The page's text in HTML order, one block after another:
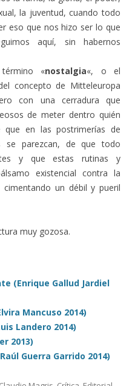
la juventud, cuando todo
eso que nos hizo ser lo que
aquí, sin habernos
«nostalgia«, o el
concepto de Mitteleuropa
con una cerradura que
de meter dentro quién
que en las postrimerías de
se parezcan, de que todo
y que estas rutinas y
existencial contra la
un débil y pueril
muy gozosa.
(Enrique Gallud Jardiel
Mancuso 2014)
Landero 2014)
2013)
Guerra Garrido 2014)